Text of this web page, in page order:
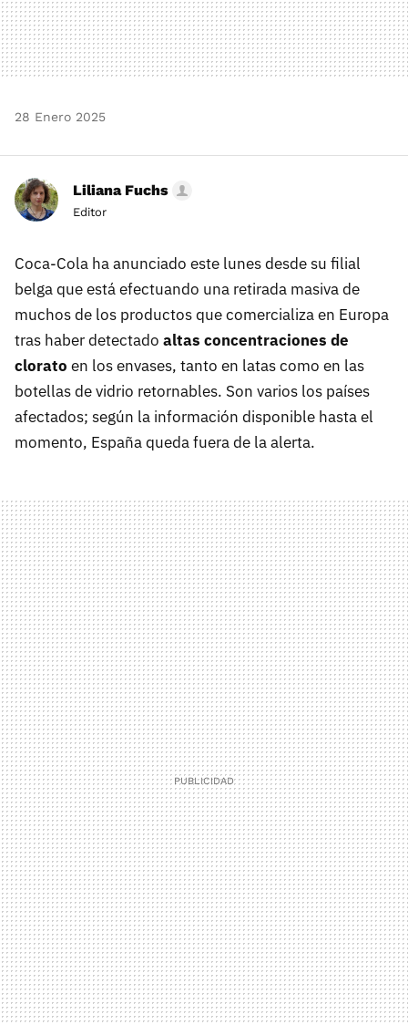
28 Enero 2025
Liliana Fuchs
Editor
Coca-Cola ha anunciado este lunes desde su filial
belga que está efectuando una retirada masiva de
muchos de los productos que comercializa en Europa
tras haber detectado altas concentraciones de
clorato en los envases, tanto en latas como en las
botellas de vidrio retornables. Son varios los países
afectados; según la información disponible hasta el
momento, España queda fuera de la alerta.